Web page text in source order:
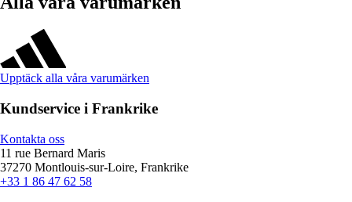
Upptäck alla våra varumärken
Kundservice i Frankrike
Kontakta oss
11 rue Bernard Maris
37270 Montlouis-sur-Loire, Frankrike
+33 1 86 47 62 58